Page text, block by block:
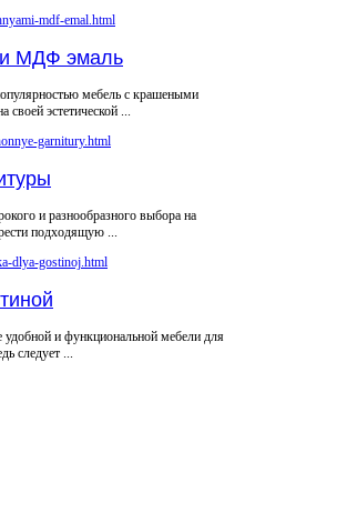
МДФ эмаль
мебель с крашеными
эстетической ...
и разнообразного выбора на
подходящую ...
удобной и функциональной мебели для
следует ...